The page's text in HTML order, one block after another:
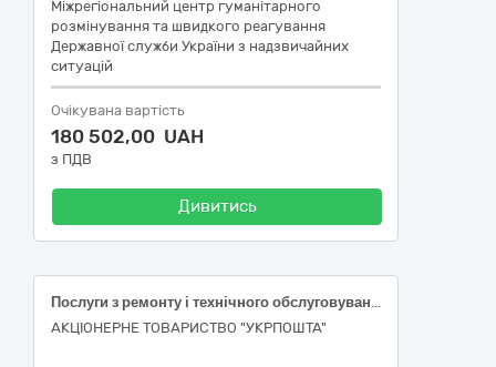
Міжрегіональний центр гуманітарного
розмінування та швидкого реагування
Державної служби України з надзвичайних
ситуацій
Очікувана вартість
180 502,00 UAH
з ПДВ
Дивитись
Послуги з ремонту і технічного обслуговування ДТЗ марки Citroen в м. Вінниця
АКЦІОНЕРНЕ ТОВАРИСТВО "УКРПОШТА"